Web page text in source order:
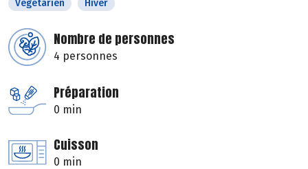
Végétarien
Hiver
Nombre de personnes
4 personnes
Préparation
0 min
Cuisson
0 min